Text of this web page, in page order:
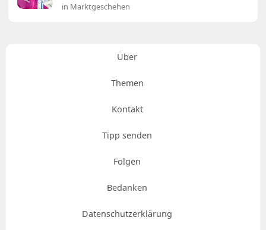
in Marktgeschehen
Über
Themen
Kontakt
Tipp senden
Folgen
Bedanken
Datenschutzerklärung